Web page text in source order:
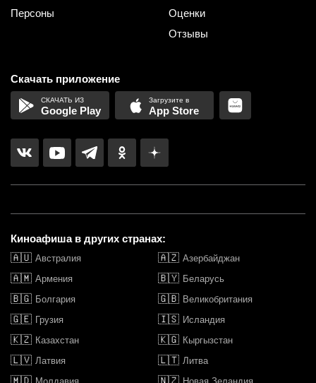
Персоны
Оценки
Отзывы
Скачать приложение
Google Play App Store
Киноафиша в других странах:
🇦🇺 Австралия 🇦🇿 Азербайджан
🇦🇲 Армения 🇧🇾 Беларусь
🇧🇬 Болгария 🇬🇧 Великобритания
🇬🇪 Грузия 🇮🇸 Исландия
🇰🇿 Казахстан 🇰🇬 Кыргызстан
🇱🇻 Латвия 🇱🇹 Литва